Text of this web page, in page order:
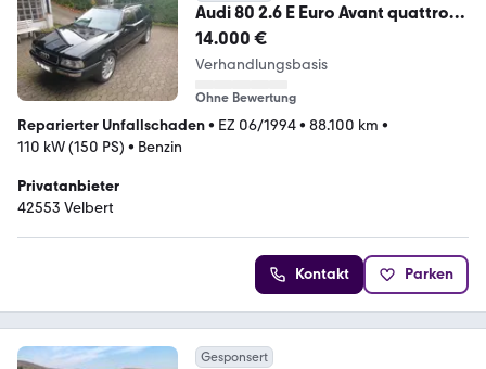
Audi 80 2.6 E Euro Avant quattro
Klima Europa H-Kennz
14.000 €
Verhandlungsbasis
Ohne Bewertung
Reparierter Unfallschaden• EZ 06/1994• 88.100 km •
110 kW (150 PS) • Benzin
Privatanbieter
42553 Velbert
Kontakt Parken
Gesponsert